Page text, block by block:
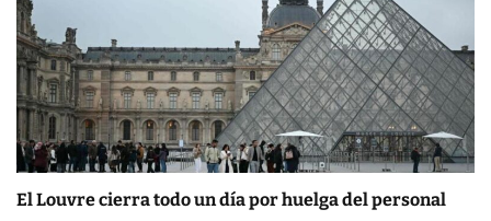
s
El Louvre cierra todo un día por huelga del personal